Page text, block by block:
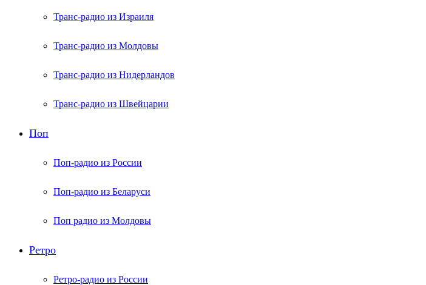
Транс-радио из Израиля
Транс-радио из Молдовы
Транс-радио из Нидерландов
Транс-радио из Швейцарии
Поп
Поп-радио из России
Поп-радио из Беларуси
Поп радио из Молдовы
Ретро
Ретро-радио из России